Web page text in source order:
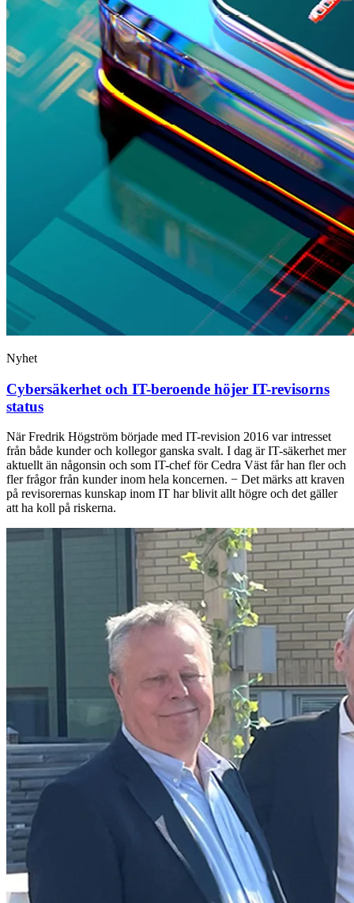
Nyhet
Cybersäkerhet och IT-beroende höjer IT-revisorns
status
När Fredrik Högström började med IT-revision 2016 var intresset
från både kunder och kollegor ganska svalt. I dag är IT-säkerhet mer
aktuellt än någonsin och som IT-chef för Cedra Väst får han fler och
fler frågor från kunder inom hela koncernen. − Det märks att kraven
på revisorernas kunskap inom IT har blivit allt högre och det gäller
att ha koll på riskerna.